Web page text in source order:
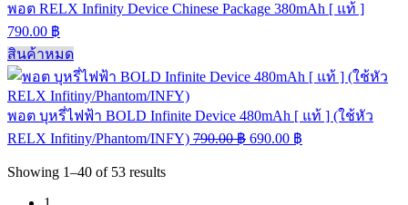
พอต RELX Infinity Device Chinese Package 380mAh [ แท้ ]
790.00 ฿
สินค้าหมด
พอต บุหรี่ไฟฟ้า BOLD Infinite Device 480mAh [ แท้ ] (ใช้หัว
RELX Infitiny/Phantom/INFY) 790.00฿ 690.00 ฿
Showing 1–40 of 53 results